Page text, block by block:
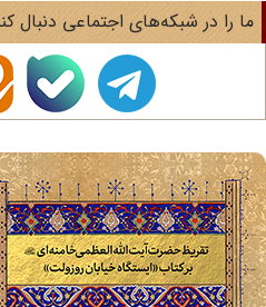
را در شبکه‌های اجتماعی دنبال کنید